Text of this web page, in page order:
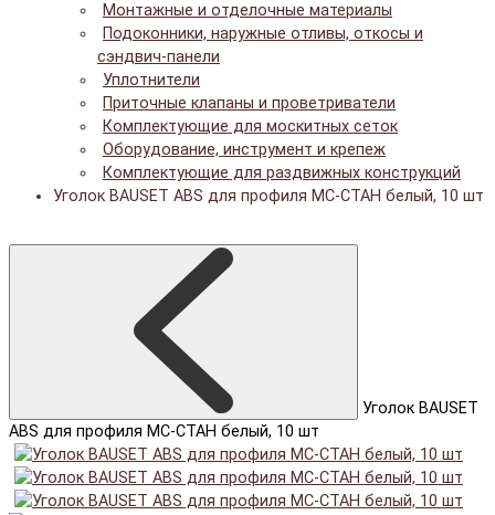
Монтажные и отделочные материалы
Подоконники, наружные отливы, откосы и
сэндвич-панели
Уплотнители
Приточные клапаны и проветриватели
Комплектующие для москитных сеток
Оборудование, инструмент и крепеж
Комплектующие для раздвижных конструкций
Уголок BAUSET ABS для профиля МС-СТАН белый, 10 шт
Уголок BAUSET
ABS для профиля МС-СТАН белый, 10 шт